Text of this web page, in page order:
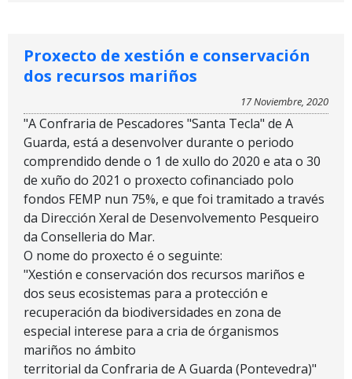
Proxecto de xestión e conservación
dos recursos mariños
17 Noviembre, 2020
"A Confraria de Pescadores "Santa Tecla" de A
Guarda, está a desenvolver durante o periodo
comprendido dende o 1 de xullo do 2020 e ata o 30
de xuño do 2021 o proxecto cofinanciado polo
fondos FEMP nun 75%, e que foi tramitado a través
da Dirección Xeral de Desenvolvemento Pesqueiro
da Conselleria do Mar.
O nome do proxecto é o seguinte:
"Xestión e conservación dos recursos mariños e
dos seus ecosistemas para a protección e
recuperación da biodiversidades en zona de
especial interese para a cria de órganismos
mariños no ámbito
territorial da Confraria de A Guarda (Pontevedra)"